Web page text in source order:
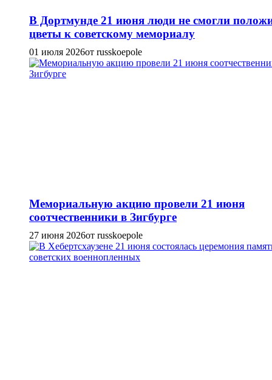
В Дортмунде 21 июня люди не смогли
цветы к советскому мемориалу
01 июля 2026от russkoepole
Мемориальную акцию провели 21 июня
соотчественники в Зигбурге
27 июня 2026от russkoepole